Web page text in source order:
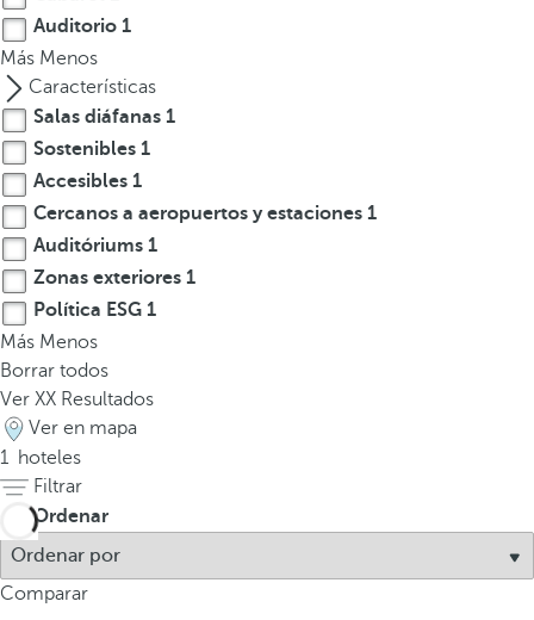
s
a
r
l
t
e
c
l
a
d
e
f
l
e
c
h
a
a
c
Auditorio 1
Más Menos
Características
Salas diáfanas 1
Sostenibles 1
Accesibles 1
Cercanos a aeropuertos y estaciones 1
Auditóriums 1
Zonas exteriores 1
Política ESG 1
Más Menos
Borrar todos
Ver XX Resultados
Ver en mapa
1 hoteles
Filtrar
Ordenar
Comparar